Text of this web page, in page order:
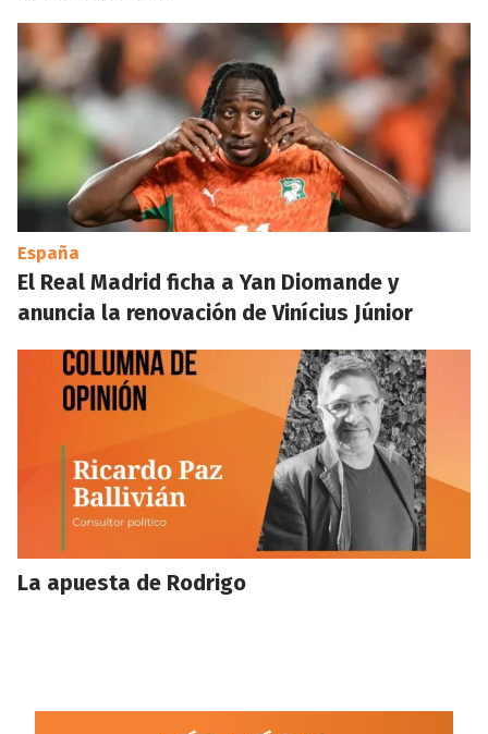
España
El Real Madrid ficha a Yan Diomande y
anuncia la renovación de Vinícius Júnior
La apuesta de Rodrigo